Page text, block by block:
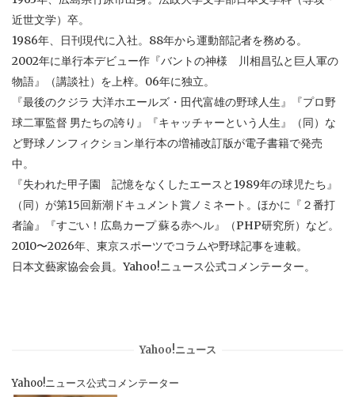
近世文学）卒。
1986年、日刊現代に入社。88年から運動部記者を務める。
2002年に単行本デビュー作『バントの神様 川相昌弘と巨人軍の
物語』（講談社）を上梓。06年に独立。
『最後のクジラ 大洋ホエールズ・田代富雄の野球人生』『プロ野
球二軍監督 男たちの誇り』『キャッチャーという人生』（同）な
ど野球ノンフィクション単行本の増補改訂版が電子書籍で発売
中。
『失われた甲子園 記憶をなくしたエースと1989年の球児たち』
（同）が第15回新潮ドキュメント賞ノミネート。ほかに『２番打
者論』『すごい！広島カープ 蘇る赤ヘル』（PHP研究所）など。
2010〜2026年、東京スポーツでコラムや野球記事を連載。
日本文藝家協会会員。Yahoo!ニュース公式コメンテーター。
Yahoo!ニュース
Yahoo!ニュース公式コメンテーター